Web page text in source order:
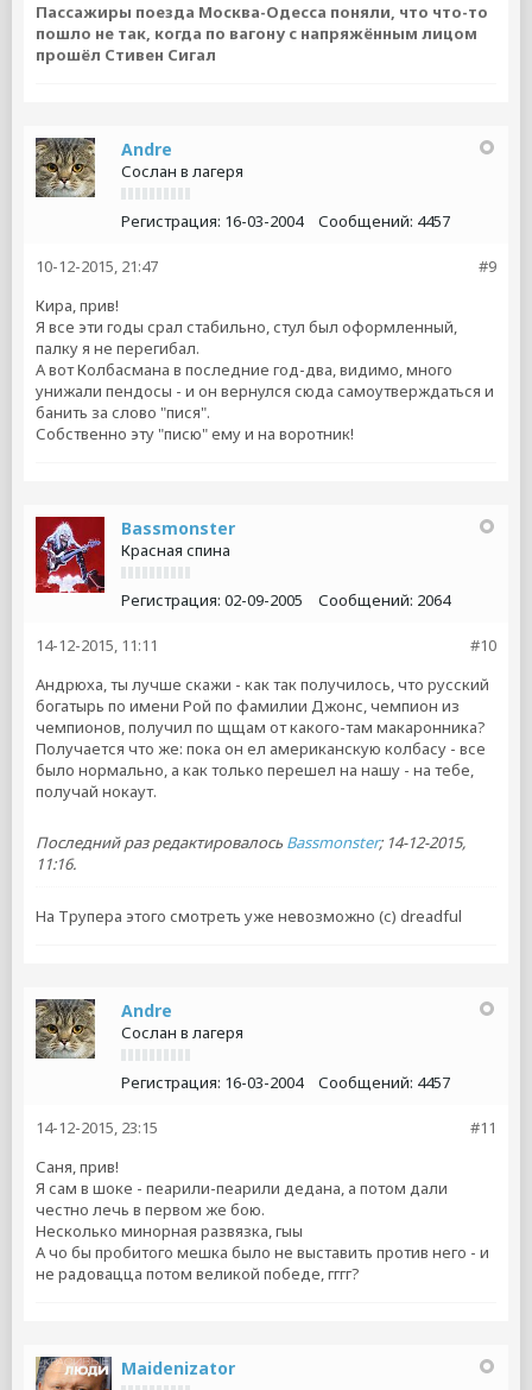
Пассажиры поезда Москва-Одесса поняли, что что-то
пошло не так, когда по вагону с напряжённым лицом
прошёл Стивен Сигал
Andre
Сослан в лагеря
Регистрация: 16-03-2004 Сообщений: 4457
#9
10-12-2015, 21:47
Кира, прив!
Я все эти годы срал стабильно, стул был оформленный,
палку я не перегибал.
А вот Колбасмана в последние год-два, видимо, много
унижали пендосы - и он вернулся сюда самоутверждаться и
банить за слово "пися".
Собственно эту "писю" ему и на воротник!
Bassmonster
Красная спина
Регистрация: 02-09-2005 Сообщений: 2064
#10
14-12-2015, 11:11
Андрюха, ты лучше скажи - как так получилось, что русский
богатырь по имени Рой по фамилии Джонс, чемпион из
чемпионов, получил по щщам от какого-там макаронника?
Получается что же: пока он ел американскую колбасу - все
было нормально, а как только перешел на нашу - на тебе,
получай нокаут.
Последний раз редактировалось Bassmonster; 14-12-2015,
11:16.
На Трупера этого смотреть уже невозможно (с) dreadful
Andre
Сослан в лагеря
Регистрация: 16-03-2004 Сообщений: 4457
#11
14-12-2015, 23:15
Саня, прив!
Я сам в шоке - пеарили-пеарили дедана, а потом дали
честно лечь в первом же бою.
Несколько минорная развязка, гыы
А чо бы пробитого мешка было не выставить против него - и
не радовацца потом великой победе, гггг?
Maidenizator